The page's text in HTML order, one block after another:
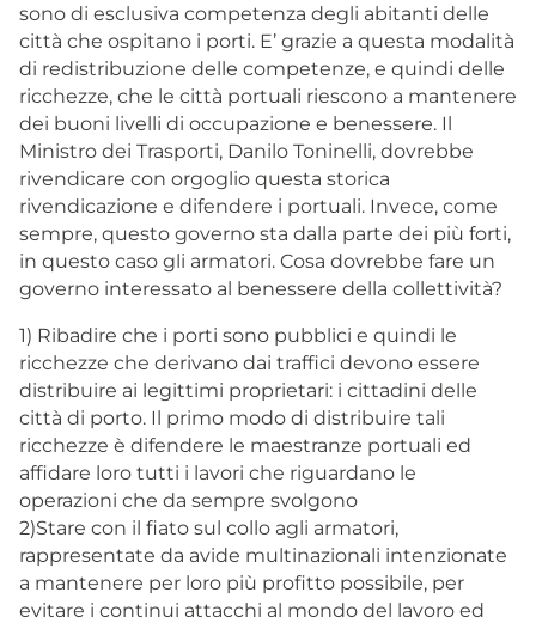
sono di esclusiva competenza degli abitanti delle
città che ospitano i porti. E’ grazie a questa modalità
di redistribuzione delle competenze, e quindi delle
ricchezze, che le città portuali riescono a mantenere
dei buoni livelli di occupazione e benessere. Il
Ministro dei Trasporti, Danilo Toninelli, dovrebbe
rivendicare con orgoglio questa storica
rivendicazione e difendere i portuali. Invece, come
sempre, questo governo sta dalla parte dei più forti,
in questo caso gli armatori. Cosa dovrebbe fare un
governo interessato al benessere della collettività?
1) Ribadire che i porti sono pubblici e quindi le
ricchezze che derivano dai traffici devono essere
distribuire ai legittimi proprietari: i cittadini delle
città di porto. Il primo modo di distribuire tali
ricchezze è difendere le maestranze portuali ed
affidare loro tutti i lavori che riguardano le
operazioni che da sempre svolgono
2)Stare con il fiato sul collo agli armatori,
rappresentate da avide multinazionali intenzionate
a mantenere per loro più profitto possibile, per
evitare i continui attacchi al mondo del lavoro ed